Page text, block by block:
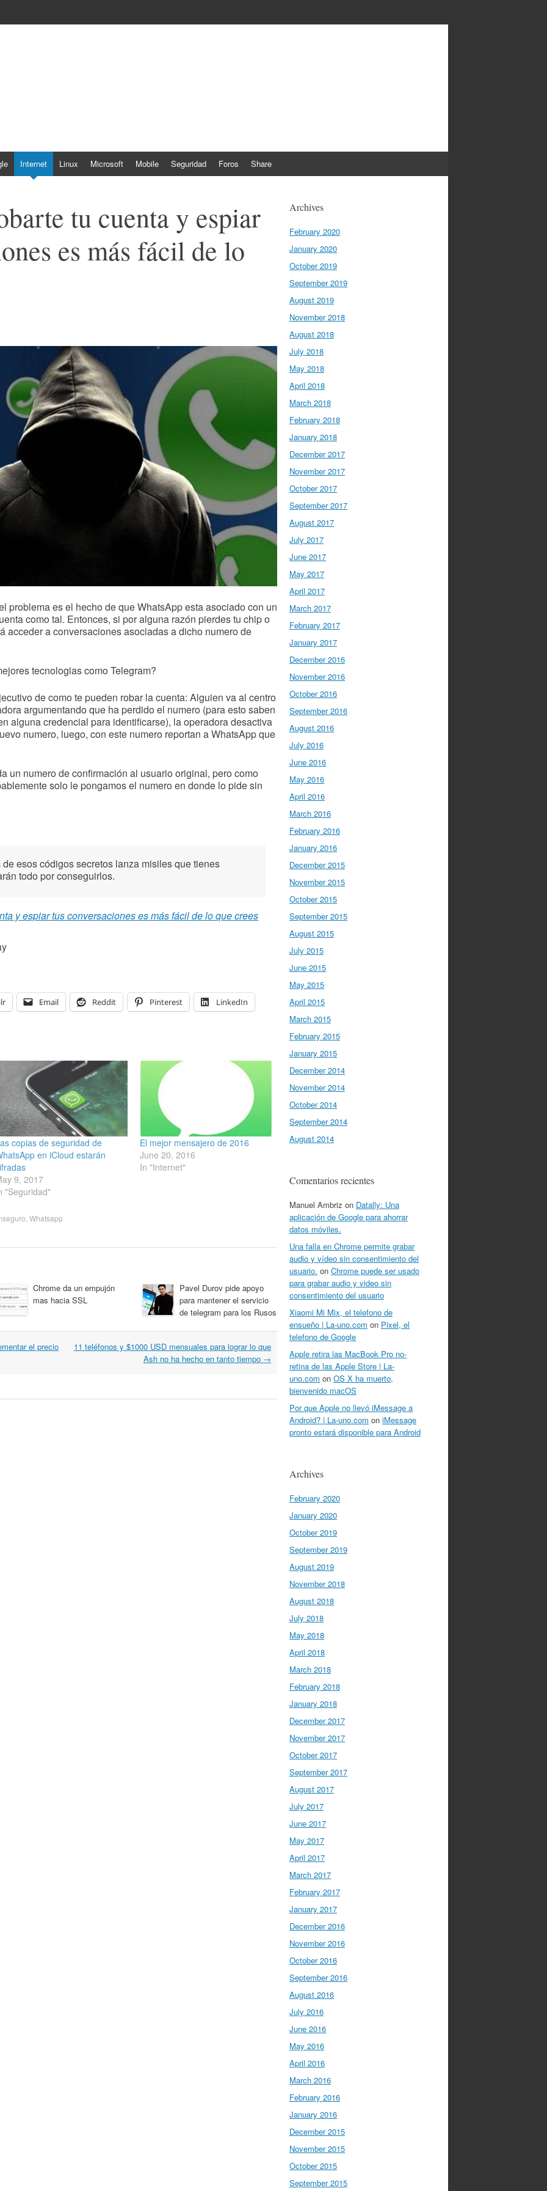
Internet Linux Microsoft Mobile Seguridad Foros Share
tu cuenta y espiar
es más fácil de lo
problema es el hecho de que WhatsApp esta asociado con un
como tal. Entonces, si por alguna razón pierdes tu chip o
acceder a conversaciones asociadas a dicho numero de
tecnologias como Telegram?
de como te pueden robar la cuenta: Alguien va al centro
argumentando que ha perdido el numero (para esto saben
alguna credencial para identificarse), la operadora desactiva
numero, luego, con este numero reportan a WhatsApp que
un numero de confirmación al usuario original, pero como
solo le pongamos el numero en donde lo pide sin
esos códigos secretos lanza misiles que tienes
todo por conseguirlos.
y espiar tus conversaciones es más fácil de lo que crees
Email Reddit Pinterest LinkedIn
copias de seguridad de
en iCloud estarán
9, 2017
"Seguridad"
El mejor mensajero de 2016
June 20, 2016
In "Internet"
Whatsapp
Chrome da un empujón
mas hacia SSL
Pavel Durov pide apoyo
para mantener el servicio
de telegram para los Rusos
el precio
11 teléfonos y $1000 USD mensuales para lograr lo que
Ash no ha hecho en tanto tiempo →
Archives
February 2020
January 2020
October 2019
September 2019
August 2019
November 2018
August 2018
July 2018
May 2018
April 2018
March 2018
February 2018
January 2018
December 2017
November 2017
October 2017
September 2017
August 2017
July 2017
June 2017
May 2017
April 2017
March 2017
February 2017
January 2017
December 2016
November 2016
October 2016
September 2016
August 2016
July 2016
June 2016
May 2016
April 2016
March 2016
February 2016
January 2016
December 2015
November 2015
October 2015
September 2015
August 2015
July 2015
June 2015
May 2015
April 2015
March 2015
February 2015
January 2015
December 2014
November 2014
October 2014
September 2014
August 2014
Comentarios recientes
Manuel Ambriz on Datally: Una
aplicación de Google para ahorrar
datos móviles.
Una falla en Chrome permite grabar
audio y vídeo sin consentimiento del
usuario. on Chrome puede ser usado
para grabar audio y video sin
consentimiento del usuario
Xiaomi Mi Mix, el telefono de
ensueño | La-uno.com on Pixel, el
telefono de Google
Apple retira las MacBook Pro no-
retina de las Apple Store | La-
uno.com on OS X ha muerto,
bienvenido macOS
Por que Apple no llevó iMessage a
Android? | La-uno.com on iMessage
pronto estará disponible para Android
Archives
February 2020
January 2020
October 2019
September 2019
August 2019
November 2018
August 2018
July 2018
May 2018
April 2018
March 2018
February 2018
January 2018
December 2017
November 2017
October 2017
September 2017
August 2017
July 2017
June 2017
May 2017
April 2017
March 2017
February 2017
January 2017
December 2016
November 2016
October 2016
September 2016
August 2016
July 2016
June 2016
May 2016
April 2016
March 2016
February 2016
January 2016
December 2015
November 2015
October 2015
September 2015